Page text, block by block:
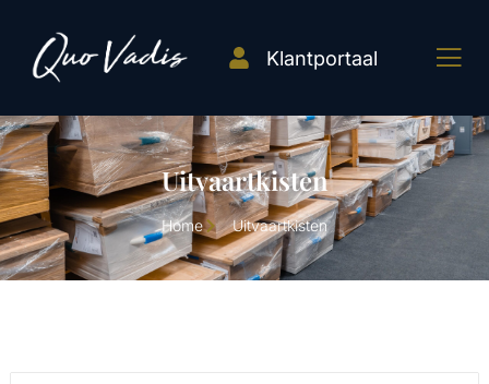
Klantportaal
Uitvaartkisten
Home Uitvaartkisten